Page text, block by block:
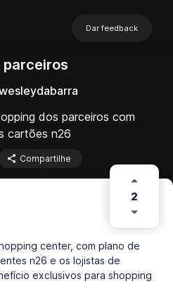
Dar feedback
parceiros
dos parceiros com
cartões n26
Compartilhe
2
center, com plano de
n26 e os lojistas de
exclusivos para shopping